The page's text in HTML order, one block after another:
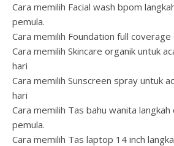
Cara memilih Facial wash bpom
pemula.
Cara memilih Foundation full coverage
Cara memilih Skincare organik untuk
hari
Cara memilih Sunscreen spray untuk
hari
Cara memilih Tas bahu wanita
pemula.
Cara memilih Tas laptop 14 inch